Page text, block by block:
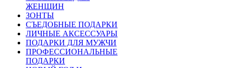
ЖЕНЩИН
ЗОНТЫ
СЪЕДОБНЫЕ ПОДАРКИ
ЛИЧНЫЕ АКСЕССУАРЫ
ПОДАРКИ ДЛЯ МУЖЧИ
ПРОФЕССИОНАЛЬНЫЕ
ПОДАРКИ